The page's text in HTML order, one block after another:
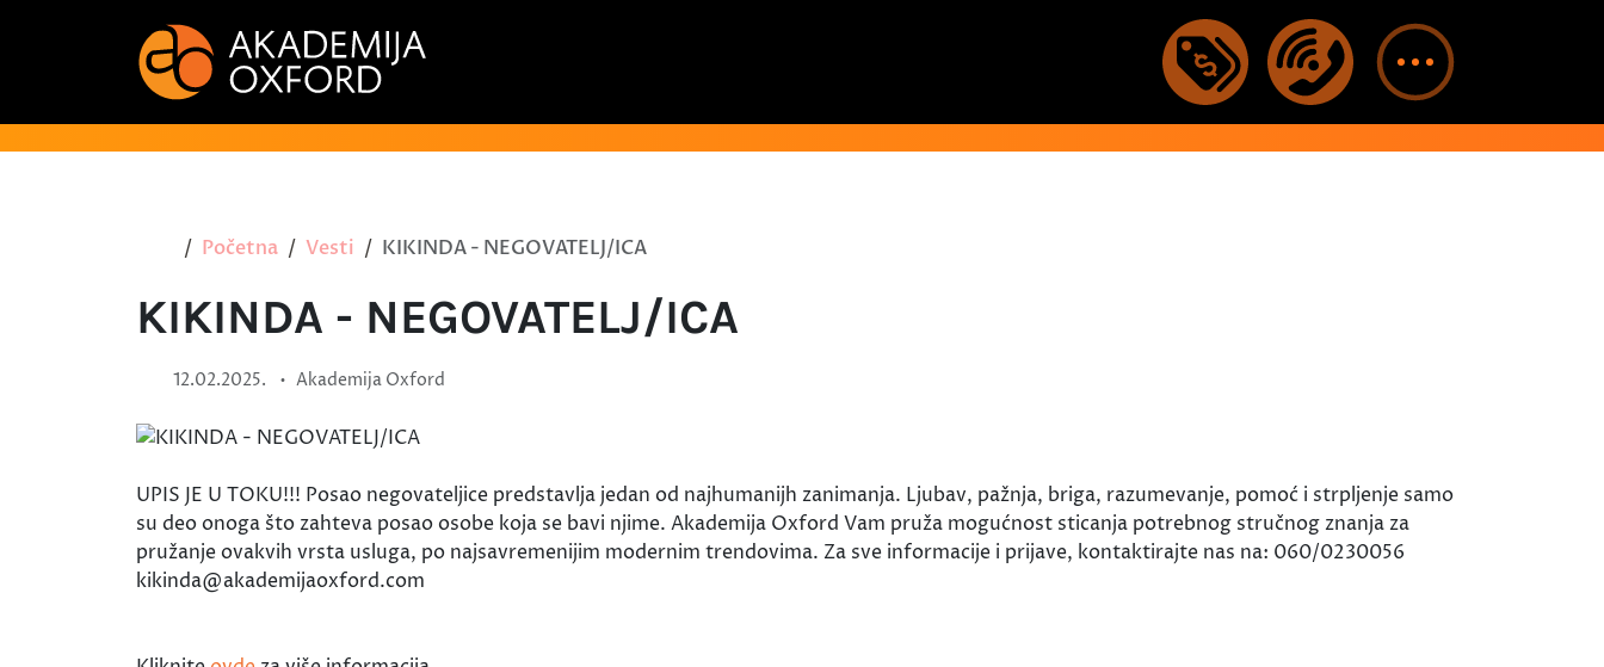
Početna Vesti KIKINDA - NEGOVATELJ/ICA
KIKINDA - NEGOVATELJ/ICA
12.02.2025. • Akademija Oxford
UPIS JE U TOKU!!! Posao negovateljice predstavlja jedan od najhumanijh zanimanja. Ljubav, pažnja, briga, razumevanje, pomoć i strpljenje samo
su deo onoga što zahteva posao osobe koja se bavi njime. Akademija Oxford Vam pruža mogućnost sticanja potrebnog stručnog znanja za
pružanje ovakvih vrsta usluga, po najsavremenijim modernim trendovima. Za sve informacije i prijave, kontaktirajte nas na: 060/0230056
kikinda@akademijaoxford.com